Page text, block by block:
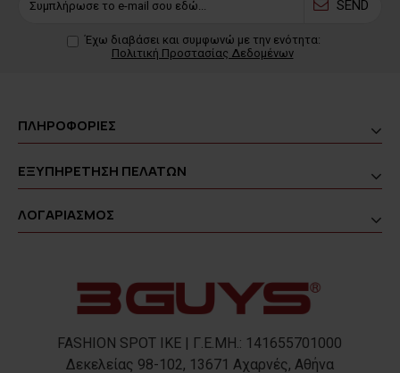
SEND
Έχω διαβάσει και συμφωνώ με την ενότητα:
Πολιτική Προστασίας Δεδομένων
ΠΛΗΡΟΦΟΡΙΕΣ
ΕΞΥΠΗΡΕΤΗΣΗ ΠΕΛΑΤΩΝ
ΛΟΓΑΡΙΑΣΜΟΣ
FASHION SPOT IKE | Γ.Ε.ΜΗ.: 141655701000
Δεκελείας 98-102, 13671 Αχαρνές, Αθήνα